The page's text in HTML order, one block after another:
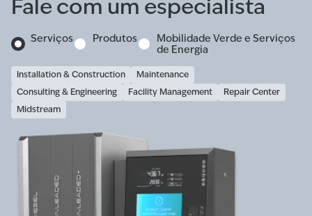
Fale com um especialista
Serviços Produtos
Mobilidade Verde e Serviços
de Energia
Installation & Construction
Maintenance
Consulting & Engineering
Facility Management
Repair Center
Midstream